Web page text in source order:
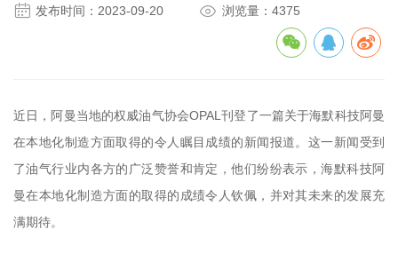
 发布时间：2023-09-20  浏览量：4375
近日，阿曼当地的权威油气协会OPAL刊登了一篇关于海默科技阿曼
在本地化制造方面取得的令人瞩目成绩的新闻报道。这一新闻受到
了油气行业内各方的广泛赞誉和肯定，他们纷纷表示，海默科技阿
曼在本地化制造方面的取得的成绩令人钦佩，并对其未来的发展充
满期待。